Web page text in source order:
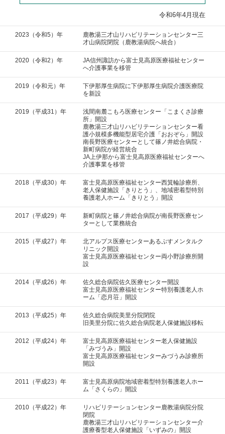
令和6年4月現在
2023（令和5）年
鹿教湯三才山リハビリテーションセンター三
才山病院閉院（鹿教湯病院へ統合）
2020（令和2）年
JA信州諏訪から富士見高原医療福祉センター
へ介護事業を移管
2019（令和元）年
下伊那厚生病院に下伊那厚生病院介護医療院
を新設
2019（平成31）年
浅間南麓こもろ医療センター「こまくさ診療
所」開設
鹿教湯三才山リハビリテーションセンター看
護小規模多機能型居宅介護「おおぞら」開設
南長野医療センターとして篠ノ井総合病院・
新町病院が経営統合
JA上伊那から富士見高原医療福祉センターへ
介護事業を移管
2018（平成30）年
富士見高原医療福祉センター西箕輪診療所、
老人保健施設「きりとう」、地域密着型特別
養護老人ホーム「きりとう」開設
2017（平成29）年
新町病院と篠ノ井総合病院が南長野医療セン
ターとして業務統合
2015（平成27）年
北アルプス医療センターあるぷすメンタルク
リニック開設
富士見高原医療福祉センター両小野診療所開
設
2014（平成26）年
佐久総合病院佐久医療センター開設
富士見高原医療福祉センター特別養護老人ホ
ーム「恋月荘」開設
2013（平成25）年
佐久総合病院美里分院閉院
旧美里分院に佐久総合病院老人保健施設移転
2012（平成24）年
富士見高原医療福祉センター老人保健施設
「みづうみ」開設
富士見高原医療福祉センターみづうみ診療所
開設
2011（平成23）年
富士見高原病院地域密着型特別養護老人ホー
ム「さくらの」開設
2010（平成22）年
リハビリテーションセンター鹿教湯病院分院
閉院
鹿教湯三才山リハビリテーションセンター介
護療養型老人保健施設「いずみの」開設